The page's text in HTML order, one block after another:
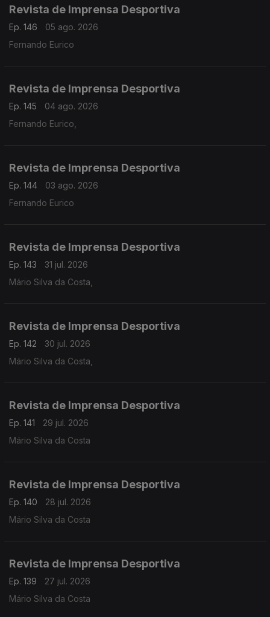
Revista de Imprensa Desportiva
Ep. 146
05 ago. 2026
Fernando Eurico
Revista de Imprensa Desportiva
Ep. 145
04 ago. 2026
Fernando Eurico,
Revista de Imprensa Desportiva
Ep. 144
03 ago. 2026
Fernando Eurico
Revista de Imprensa Desportiva
Ep. 143
31 jul. 2026
Mário Silva da Costa,
Revista de Imprensa Desportiva
Ep. 142
30 jul. 2026
Mário Silva da Costa,
Revista de Imprensa Desportiva
Ep. 141
29 jul. 2026
Mário Silva da Costa
Revista de Imprensa Desportiva
Ep. 140
28 jul. 2026
Mário Silva da Costa
Revista de Imprensa Desportiva
Ep. 139
27 jul. 2026
Mário Silva da Costa